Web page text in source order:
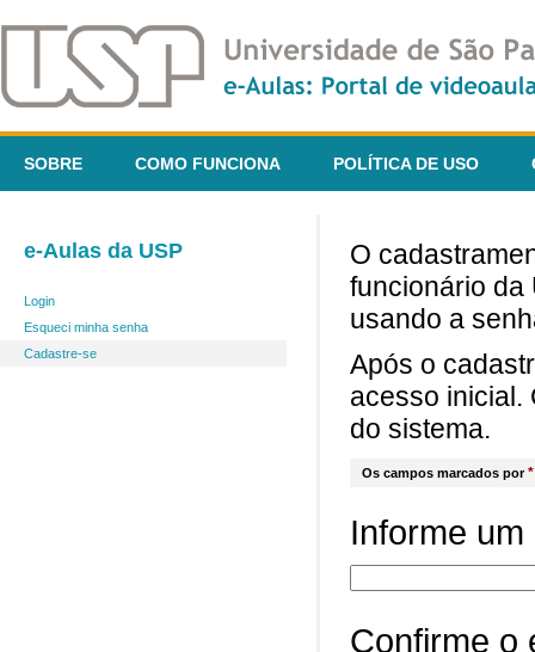
SOBRE COMO FUNCIONA POLÍTICA DE USO
e-Aulas da USP
Login
Esqueci minha senha
Cadastre-se
O
funcionário da
usando a
Após o
acesso inicial.
do sistema.
Os campos marcados por*
Informe
Confirme o